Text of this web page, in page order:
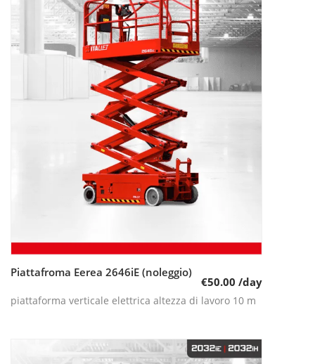
Leggi tutto
Piattafroma Eerea 2646iE (noleggio)
€50.00 /day
piattaforma verticale elettrica altezza di lavoro 10 m